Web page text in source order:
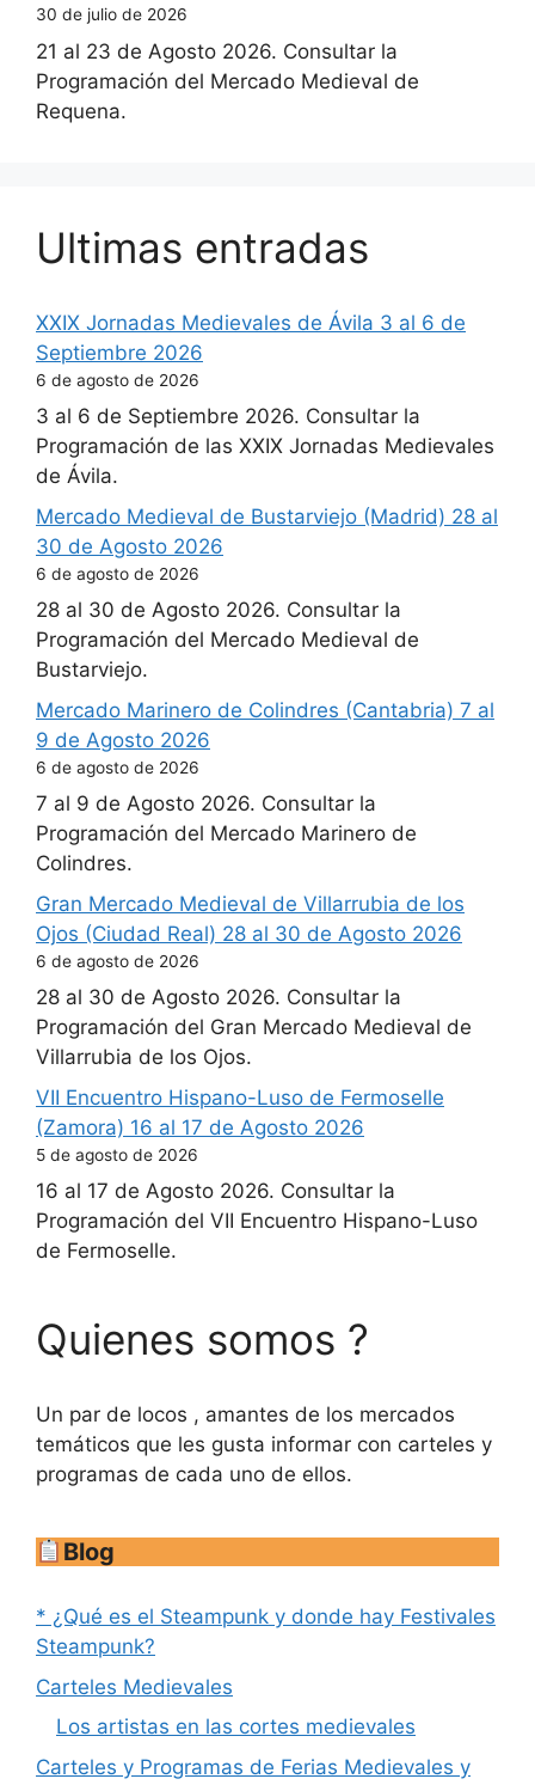
30 de julio de 2026
21 al 23 de Agosto 2026. Consultar la
Programación del Mercado Medieval de
Requena.
Ultimas entradas
XXIX Jornadas Medievales de Ávila 3 al 6 de
Septiembre 2026
6 de agosto de 2026
3 al 6 de Septiembre 2026. Consultar la
Programación de las XXIX Jornadas Medievales
de Ávila.
Mercado Medieval de Bustarviejo (Madrid) 28 al
30 de Agosto 2026
6 de agosto de 2026
28 al 30 de Agosto 2026. Consultar la
Programación del Mercado Medieval de
Bustarviejo.
Mercado Marinero de Colindres (Cantabria) 7 al
9 de Agosto 2026
6 de agosto de 2026
7 al 9 de Agosto 2026. Consultar la
Programación del Mercado Marinero de
Colindres.
Gran Mercado Medieval de Villarrubia de los
Ojos (Ciudad Real) 28 al 30 de Agosto 2026
6 de agosto de 2026
28 al 30 de Agosto 2026. Consultar la
Programación del Gran Mercado Medieval de
Villarrubia de los Ojos.
VII Encuentro Hispano-Luso de Fermoselle
(Zamora) 16 al 17 de Agosto 2026
5 de agosto de 2026
16 al 17 de Agosto 2026. Consultar la
Programación del VII Encuentro Hispano-Luso
de Fermoselle.
Quienes somos ?
Un par de locos , amantes de los mercados
temáticos que les gusta informar con carteles y
programas de cada uno de ellos.
Blog
* ¿Qué es el Steampunk y donde hay Festivales
Steampunk?
Carteles Medievales
Los artistas en las cortes medievales
Carteles y Programas de Ferias Medievales y